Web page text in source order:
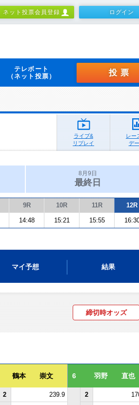
ネット投票会員登録 ログイン
テレボート
（ネット投票）
投票
ライブ&
リプレイ
レー
デ
8月9日
最終日
9R 10R 11R 12R
14:48 15:21 15:55
マイ予想 結果
締切時オッズ
鶴本 崇文 6 羽野 直也
2 239.9 2